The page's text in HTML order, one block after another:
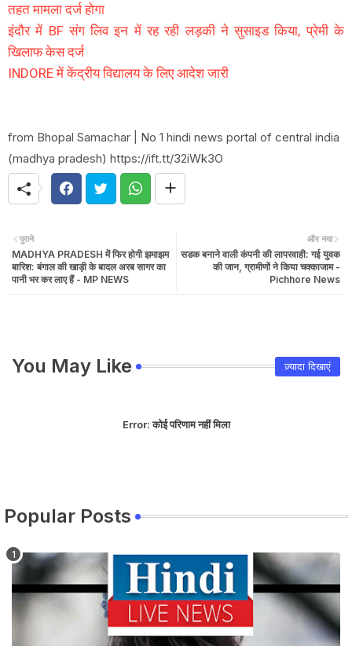
तहत मामला दर्ज होगा
इंदौर में BF संग लिव इन में रह रही लड़की ने सुसाइड किया, प्रेमी के
खिलाफ केस दर्ज
INDORE में केंद्रीय विद्यालय के लिए आदेश जारी
from Bhopal Samachar | No 1 hindi news portal of central india
(madhya pradesh) https://ift.tt/32iWk3O
और नया
सडक बनाने वाली कंपनी की लापरवाही: गई युवक
की जान, ग्रामीणों ने किया चक्काजाम -
Pichhore News
पुराने
MADHYA PRADESH में फिर होगी झमाझम
बारिश: बंगाल की खाड़ी के बादल अरब सागर का
पानी भर कर लाए हैं - MP NEWS
You May Like ज़्यादा दिखाएं
Error:कोई परिणाम नहीं मिला
Popular Posts